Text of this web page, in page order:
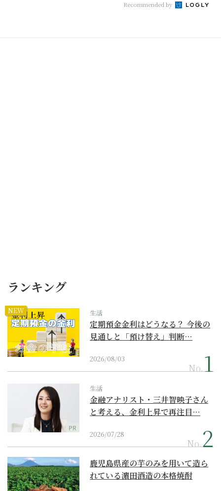
Recommended by
ランキング
NEW 生活
定期預金金利はどうなる？ 今後の
見通しと「預け替え」判断…
2026/08/03
No.
PR
生活
金融アナリスト・三井智映子さん
と考える、金利上昇で再注目…
2026/07/28
No.
鹿児島県産の芋のみを用いて造ら
れている濵田酒造の本格焼酎